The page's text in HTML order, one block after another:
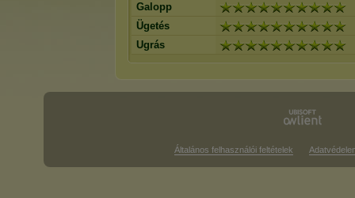
Galopp
Ügetés
Ugrás
Általános felhasználói feltételek